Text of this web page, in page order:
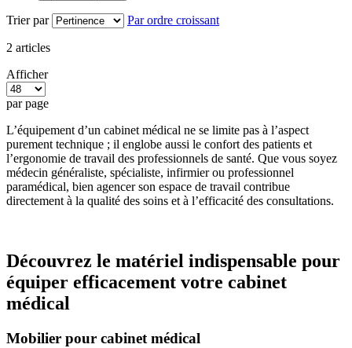
Trier par Par ordre croissant
2 articles
Afficher
par page
L’équipement d’un cabinet médical ne se limite pas à l’aspect
purement technique ; il englobe aussi le confort des patients et
l’ergonomie de travail des professionnels de santé. Que vous soyez
médecin généraliste, spécialiste, infirmier ou professionnel
paramédical, bien agencer son espace de travail contribue
directement à la qualité des soins et à l’efficacité des consultations.
Découvrez le matériel indispensable pour
équiper efficacement votre cabinet
médical
Mobilier pour cabinet médical